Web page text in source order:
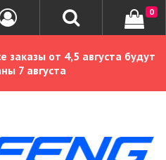
заказы от 4,5 августа будут
7 августа
0